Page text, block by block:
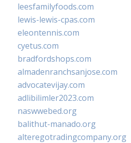
leesfamilyfoods.com
lewis-lewis-cpas.com
eleontennis.com
cyetus.com
bradfordshops.com
almadenranchsanjose.com
advocatevijay.com
adlibilimler2023.com
naswwebed.org
balithut-manado.org
alteregotradingcompany.org